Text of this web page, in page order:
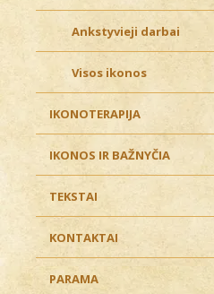
Ankstyvieji darbai
Visos ikonos
IKONOTERAPIJA
IKONOS IR BAŽNYČIA
TEKSTAI
KONTAKTAI
PARAMA